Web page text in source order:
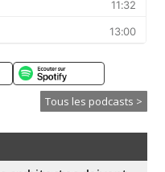
Tous les podcasts >